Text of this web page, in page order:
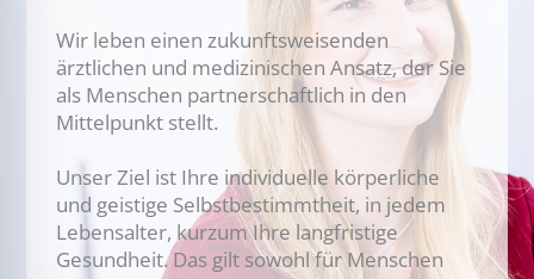
Wir leben einen zukunftsweisenden
ärztlichen und medizinischen Ansatz, der Sie
als Menschen partnerschaftlich in den
Mittelpunkt stellt.
Unser Ziel ist Ihre individuelle körperliche
und geistige Selbstbestimmtheit, in jedem
Lebensalter, kurzum Ihre langfristige
Gesundheit. Das gilt sowohl für Menschen